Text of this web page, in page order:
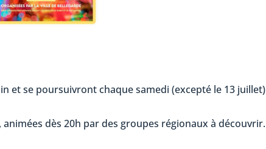
et se poursuivront chaque samedi (excepté le 13 juillet)
dès 20h par des groupes régionaux à découvrir.